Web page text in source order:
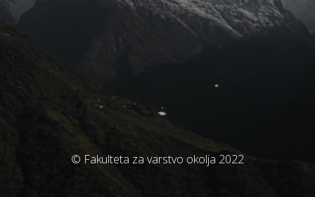
© Fakulteta za varstvo okolja 2022